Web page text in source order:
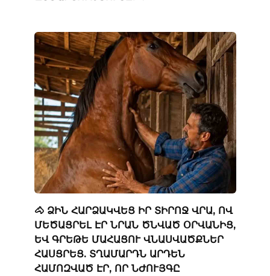
🐴 ՁԻՆ ՀԱՐՁԱԿՎԵՑ ԻՐ ՏԻՐՈՋ ՎՐԱ, ՈՎ
ՄԵԾԱՑՐԵԼ ԷՐ ՆՐԱՆ ԾՆՎԱԾ ՕՐՎԱՆԻՑ,
ԵՎ ԳՐԵԹԵ ՄԱՀԱՑՈՒ ՎՆԱՍՎԱԾՔՆԵՐ
ՀԱՍՑՐԵՑ. ՏՂԱՄԱՐԴՆ ԱՐԴԵՆ
ՀԱՄՈԶՎԱԾ ԷՐ, ՈՐ ՆԺՈՒՅԳԸ